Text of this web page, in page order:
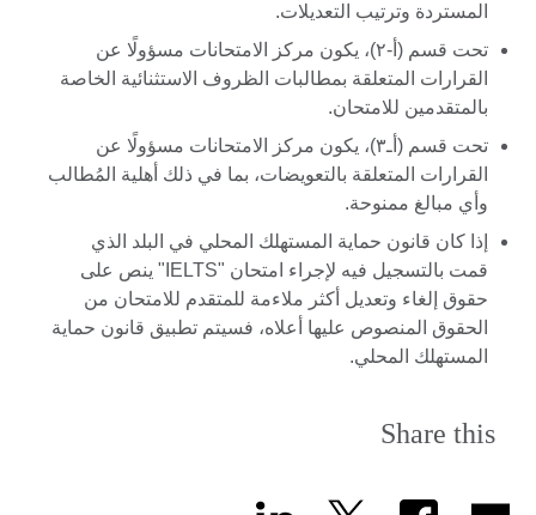
المستردة وترتيب التعديلات.
تحت قسم (أ-۲)، يكون مركز الامتحانات مسؤولًا عن
القرارات المتعلقة بمطالبات الظروف الاستثنائية الخاصة
بالمتقدمين للامتحان.
تحت قسم (أـ۳)، يكون مركز الامتحانات مسؤولًا عن
القرارات المتعلقة بالتعويضات، بما في ذلك أهلية المُطالب
وأي مبالغ ممنوحة.
إذا كان قانون حماية المستهلك المحلي في البلد الذي
قمت بالتسجيل فيه لإجراء امتحان "IELTS" ينص على
حقوق إلغاء وتعديل أكثر ملاءمة للمتقدم للامتحان من
الحقوق المنصوص عليها أعلاه، فسيتم تطبيق قانون حماية
المستهلك المحلي.
Share this